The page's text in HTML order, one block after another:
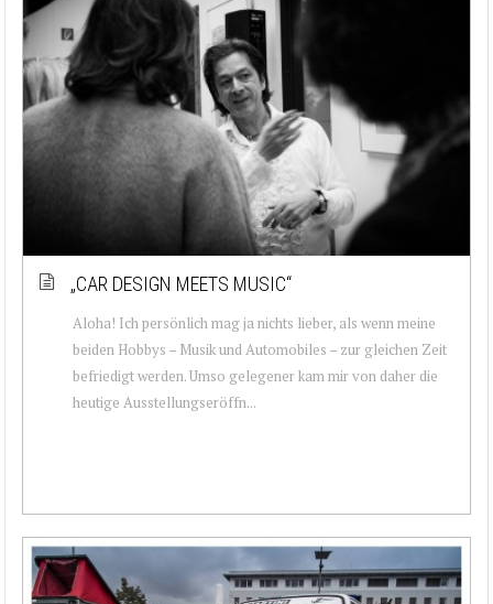
„CAR DESIGN MEETS MUSIC“
Aloha! Ich persönlich mag ja nichts lieber, als wenn meine
beiden Hobbys – Musik und Automobiles – zur gleichen Zeit
befriedigt werden. Umso gelegener kam mir von daher die
heutige Ausstellungseröffn...